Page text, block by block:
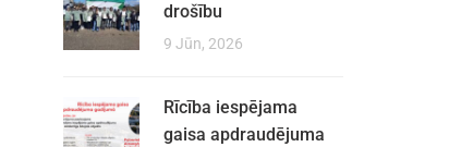
drošību
9 Jūn, 2026
Rīcība iespējama
gaisa apdraudējuma